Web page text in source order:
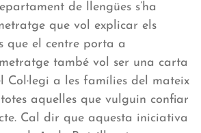
de llengües s’ha
que vol explicar els
que el centre porta a
també vol ser una carta
Col·legi a les famílies del mateix
aquelles que vulguin confiar
Cal dir que aquesta iniciativa